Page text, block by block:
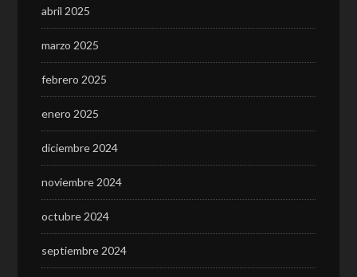
abril 2025
marzo 2025
febrero 2025
enero 2025
diciembre 2024
noviembre 2024
octubre 2024
septiembre 2024